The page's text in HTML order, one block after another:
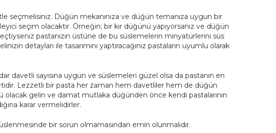
seçmelisiniz. Düğün mekanınıza ve düğün temanıza uygun bir
seçim olacaktır. Örneğin; bir kır düğünü yapıyorsanız ve düğün
pastanızın üstüne de bu süslemelerin minyatürlerini süs
detayları ile tasarımını yaptıracağınız pastaların uyumlu olarak
davetli sayısına uygun ve süslemeleri güzel olsa da pastanın en
Lezzetli bir pasta her zaman hem davetliler hem de düğün
olacak gelin ve damat mutlaka düğünden önce kendi pastalarının
karar vermelidirler.
bir sorun olmamasından emin olunmalıdır.